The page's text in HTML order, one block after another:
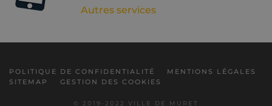
Autres services
POLITIQUE DE CONFIDENTIALITÉ
MENTIONS LÉGALES
SITEMAP
GESTION DES COOKIES
© 2019-2022 VILLE DE MURET